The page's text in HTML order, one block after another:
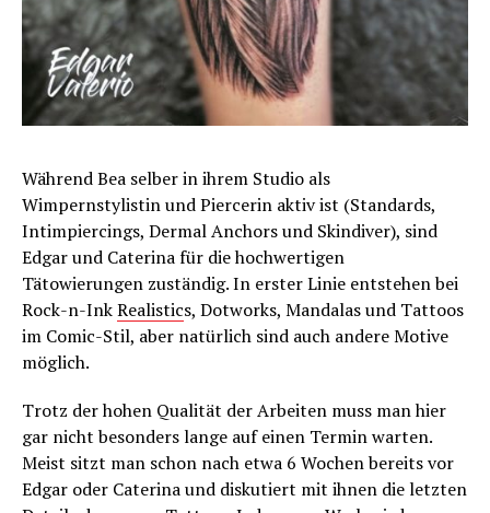
Während Bea selber in ihrem Studio als
Wimpernstylistin und Piercerin aktiv ist (Standards,
Intimpiercings, Dermal Anchors und Skindiver), sind
Edgar und Caterina für die hochwertigen
Tätowierungen zuständig. In erster Linie entstehen bei
Rock-n-InkRealistics, Dotworks, Mandalas und Tattoos
im Comic-Stil, aber natürlich sind auch andere Motive
möglich.
Trotz der hohen Qualität der Arbeiten muss man hier
gar nicht besonders lange auf einen Termin warten.
Meist sitzt man schon nach etwa 6 Wochen bereits vor
Edgar oder Caterina und diskutiert mit ihnen die letzten